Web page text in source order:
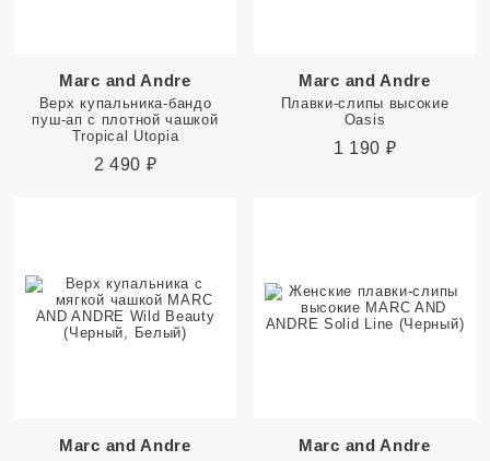
Marc and Andre
Верх купальника-бандо
пуш-ап с плотной чашкой
Tropical Utopia
2 490 ₽
Marc and Andre
Плавки-слипы высокие
Oasis
1 190 ₽
Marc and Andre Marc and Andre